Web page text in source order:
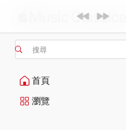
搜尋
首頁
瀏覽